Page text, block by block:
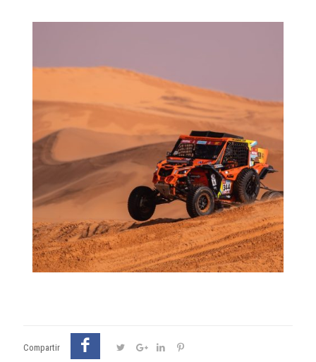
Compartir